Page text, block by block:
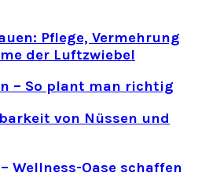
Pflege, Vermehrung
der Luftzwiebel
– So plant man richtig
von Nüssen und
Wellness-Oase schaffen